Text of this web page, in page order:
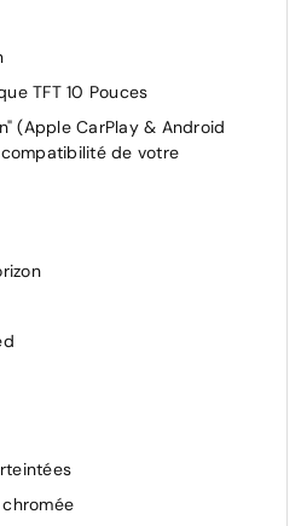
feux de croisement +
des feux de route / feux de
/ Nuit Electrochrome
TFT 10 Pouces
(Apple CarPlay & Android
de votre